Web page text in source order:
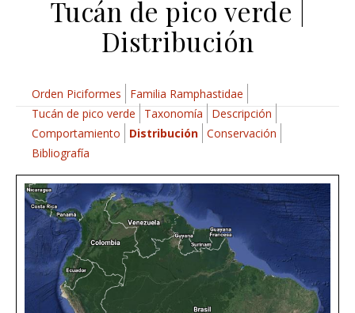
Tucán de pico verde |
Distribución
Orden Piciformes
Familia Ramphastidae
Tucán de pico verde
Taxonomía
Descripción
Comportamiento
Distribución Conservación
Bibliografía